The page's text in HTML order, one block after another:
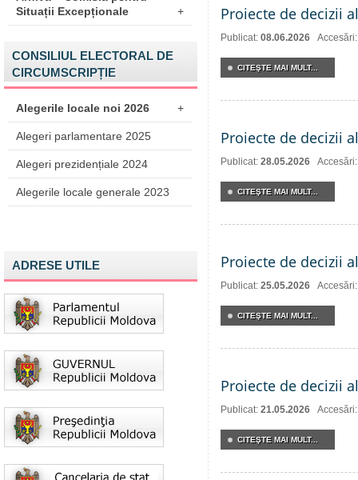
Situații Excepționale
+
CONSILIUL ELECTORAL DE
CIRCUMSCRIPȚIE
Alegerile locale noi 2026 +
Alegeri parlamentare 2025
Alegeri prezidențiale 2024
Alegerile locale generale 2023
ADRESE UTILE
Proiecte de decizii
Publicat: 08.06.2026
CITEŞTE MAI MULT...
Proiecte de decizii
Publicat: 28.05.2026
CITEŞTE MAI MULT...
Proiecte de decizii
Publicat: 25.05.2026
CITEŞTE MAI MULT...
Proiecte de decizii
Publicat: 21.05.2026
CITEŞTE MAI MULT...